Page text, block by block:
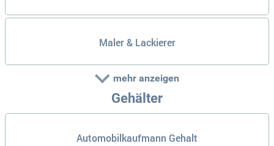
Maler & Lackierer
mehr anzeigen
Gehälter
Automobilkaufmann Gehalt